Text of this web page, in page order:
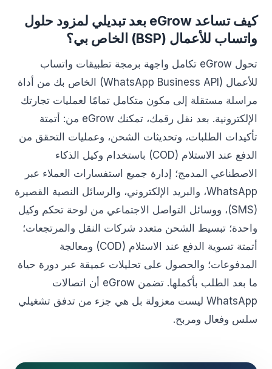
كيف تساعد eGrow بعد تبديلي لمزود حلول
واتساب للأعمال (BSP) الخاص بي؟
تحول eGrow تكامل واجهة برمجة تطبيقات واتساب
للأعمال (WhatsApp Business API) الخاص بك من أداة
مراسلة مستقلة إلى مكون متكامل تمامًا لعمليات تجارتك
الإلكترونية. بعد نقل رقمك، تمكنك eGrow من: أتمتة
تأكيدات الطلبات، وتحديثات الشحن، وعمليات التحقق من
الدفع عند الاستلام (COD) باستخدام وكيل الذكاء
الاصطناعي المدمج؛ إدارة جميع استفسارات العملاء عبر
WhatsApp، والبريد الإلكتروني، والرسائل النصية القصيرة
(SMS)، ووسائل التواصل الاجتماعي من لوحة تحكم وكيل
واحدة؛ تبسيط الشحن متعدد شركات النقل والمرتجعات؛
أتمتة تسوية الدفع عند الاستلام (COD) ومعالجة
المدفوعات؛ والحصول على تحليلات عميقة عبر دورة حياة
ما بعد الطلب بأكملها. تضمن eGrow أن اتصالات
WhatsApp ليست معزولة بل هي جزء من تدفق تشغيلي
سلس وفعال ومربح.